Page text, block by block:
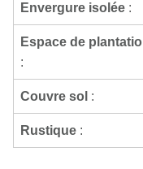
Envergure isolée :
Espace de
:
Couvre sol :
Rustique :